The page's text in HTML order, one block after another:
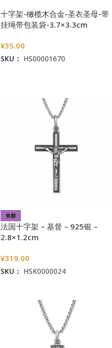
十字架-橄榄木合金-圣衣圣母-带
挂绳带包装袋-3.7×3.3cm
¥35.00
SKU： HS00001670
售罄
法国十字架 – 基督 – 925银 –
2.8×1.2cm
¥319.00
SKU： HSK0000024